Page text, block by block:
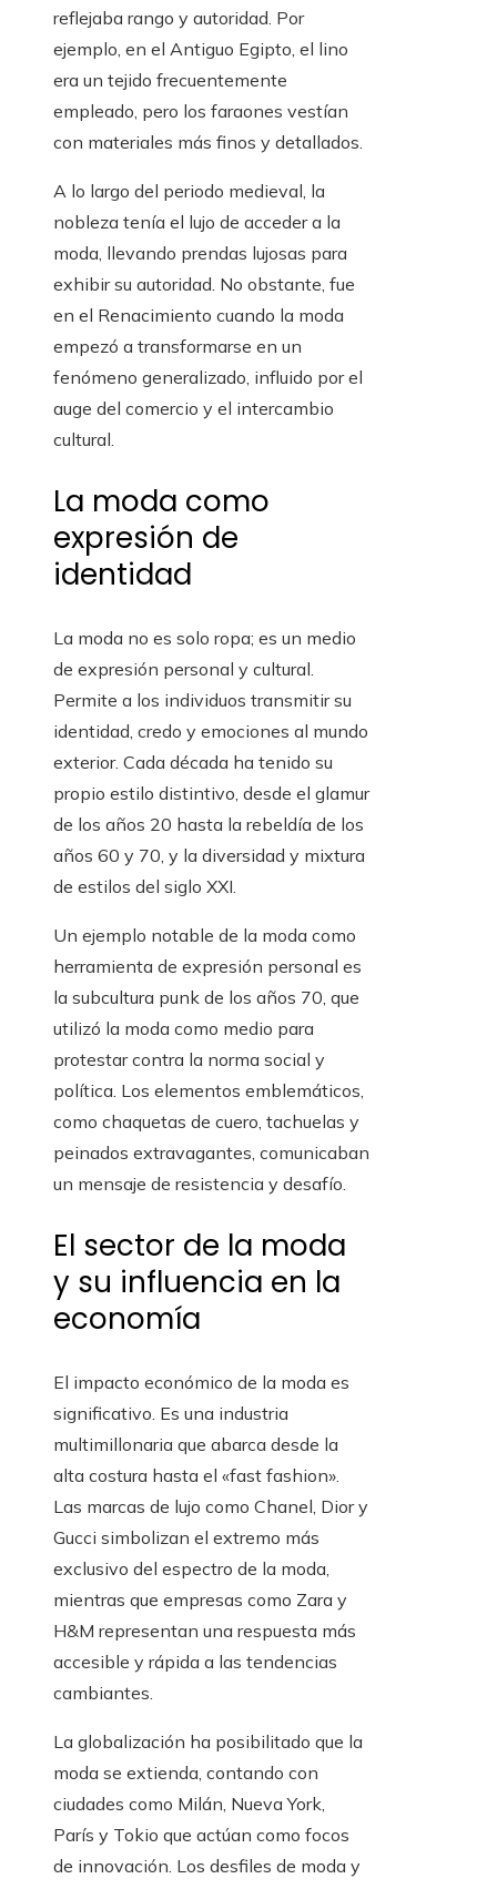
reflejaba rango y autoridad. Por
ejemplo, en el Antiguo Egipto, el lino
era un tejido frecuentemente
empleado, pero los faraones vestían
con materiales más finos y detallados.
A lo largo del periodo medieval, la
nobleza tenía el lujo de acceder a la
moda, llevando prendas lujosas para
exhibir su autoridad. No obstante, fue
en el Renacimiento cuando la moda
empezó a transformarse en un
fenómeno generalizado, influido por el
auge del comercio y el intercambio
cultural.
La moda como
expresión de
identidad
La moda no es solo ropa; es un medio
de expresión personal y cultural.
Permite a los individuos transmitir su
identidad, credo y emociones al mundo
exterior. Cada década ha tenido su
propio estilo distintivo, desde el glamur
de los años 20 hasta la rebeldía de los
años 60 y 70, y la diversidad y mixtura
de estilos del siglo XXI.
Un ejemplo notable de la moda como
herramienta de expresión personal es
la subcultura punk de los años 70, que
utilizó la moda como medio para
protestar contra la norma social y
política. Los elementos emblemáticos,
como chaquetas de cuero, tachuelas y
peinados extravagantes, comunicaban
un mensaje de resistencia y desafío.
El sector de la moda
y su influencia en la
economía
El impacto económico de la moda es
significativo. Es una industria
multimillonaria que abarca desde la
alta costura hasta el «fast fashion».
Las marcas de lujo como Chanel, Dior y
Gucci simbolizan el extremo más
exclusivo del espectro de la moda,
mientras que empresas como Zara y
H&M representan una respuesta más
accesible y rápida a las tendencias
cambiantes.
La globalización ha posibilitado que la
moda se extienda, contando con
ciudades como Milán, Nueva York,
París y Tokio que actúan como focos
de innovación. Los desfiles de moda y